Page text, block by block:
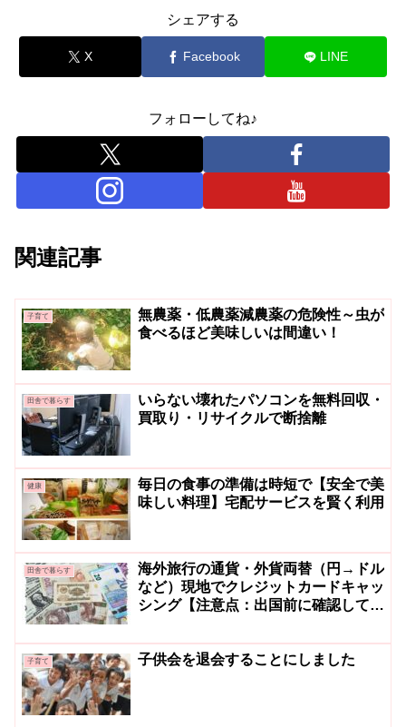
シェアする
X Facebook LINE
フォローしてね♪
関連記事
子育て
無農薬・低農薬減農薬の危険性～虫が
食べるほど美味しいは間違い！
田舎で暮らす
いらない壊れたパソコンを無料回収・
買取り・リサイクルで断捨離
健康
毎日の食事の準備は時短で【安全で美
味しい料理】宅配サービスを賢く利用
田舎で暮らす
海外旅行の通貨・外貨両替（円→ドル
など）現地でクレジットカードキャッ
シング【注意点：出国前に確認してお
子育て 子供会を退会することにしました